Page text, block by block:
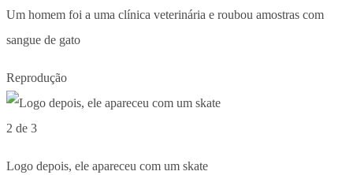
Um homem foi a uma clínica veterinária e roubou amostras com
sangue de gato
Reprodução
2 de 3
Logo depois, ele apareceu com um skate